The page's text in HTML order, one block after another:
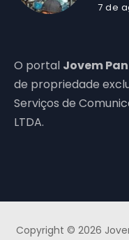
7 de
O portal Jovem
de propriedade
Serviços de
LTDA.
Copyright © 2026